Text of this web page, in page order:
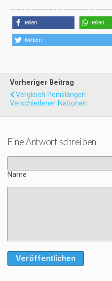
teilen teilen
twittern
Vorheriger Beitrag
Vergleich Penislängen
Verschiedener Nationen
Eine Antwort schreiben
Name
Veröffentlichen